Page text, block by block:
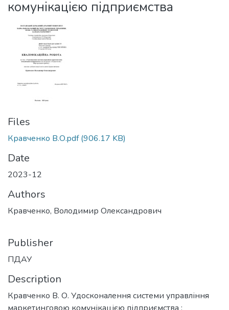
комунікацією підприємства
Files
Кравченко В.О.pdf(906.17 KB)
Date
2023-12
Authors
Кравченко, Володимир Олександрович
Publisher
ПДАУ
Description
Кравченко В. О. Удосконалення системи управління